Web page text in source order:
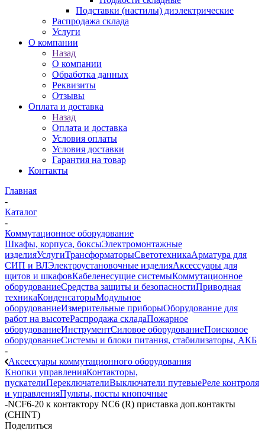
Подставки (настилы) диэлектрические
Распродажа склада
Услуги
О компании
Назад
О компании
Обработка данных
Реквизиты
Отзывы
Оплата и доставка
Назад
Оплата и доставка
Условия оплаты
Условия доставки
Гарантия на товар
Контакты
Главная
-
Каталог
-
Коммутационное оборудование
Шкафы, корпуса, боксыЭлектромонтажные
изделияУслугиТрансформаторыСветотехникаАрматура для
СИП и ВЛЭлектроустановочные изделияАксессуары для
щитов и шкафовКабеленесущие системыКоммутационное
оборудованиеСредства защиты и безопасностиПриводная
техникаКонденсаторыМодульное
оборудованиеИзмерительные приборыОборудование для
работ на высотеРаспродажа складаПожарное
оборудованиеИнструментСиловое оборудованиеПоисковое
оборудованиеСистемы и блоки питания, стабилизаторы, АКБ
-
Аксессуары коммутационного оборудования
Кнопки управленияКонтакторы,
пускателиПереключателиВыключатели путевыеРеле контроля
и управленияПульты, посты кнопочные
-NCF6-20 к контактору NC6 (R) приставка доп.контакты
(CHINT)
Поделиться